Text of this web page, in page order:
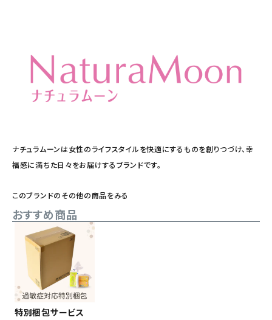
ナチュラムーンは女性のライフスタイルを快適にするものを創りつづけ、幸
福感に満ちた日々をお届けするブランドです。
このブランドのその他の商品をみる
おすすめ商品
特別梱包サービス